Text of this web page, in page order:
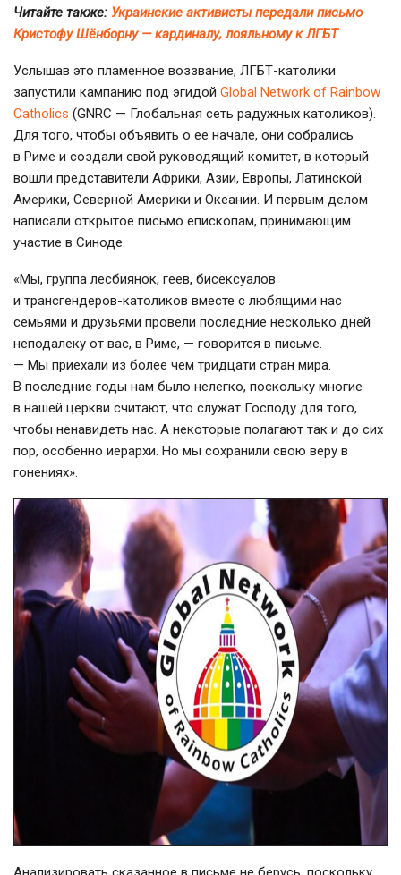
Читайте также: Украинские активисты передали письмо
Кристофу Шёнборну — кардиналу, лояльному к ЛГБТ
Услышав это пламенное воззвание, ЛГБТ-католики
запустили кампанию под эгидой Global Network of Rainbow
Catholics (GNRC — Глобальная сеть радужных католиков).
Для того, чтобы объявить о ее начале, они собрались
в Риме и создали свой руководящий комитет, в который
вошли представители Африки, Азии, Европы, Латинской
Америки, Северной Америки и Океании. И первым делом
написали открытое письмо епископам, принимающим
участие в Синоде.
«Мы, группа лесбиянок, геев, бисексуалов
и трансгендеров-католиков вместе с любящими нас
семьями и друзьями провели последние несколько дней
неподалеку от вас, в Риме, — говорится в письме.
— Мы приехали из более чем тридцати стран мира.
В последние годы нам было нелегко, поскольку многие
в нашей церкви считают, что служат Господу для того,
чтобы ненавидеть нас. А некоторые полагают так и до сих
пор, особенно иерархи. Но мы сохранили свою веру в
гонениях».